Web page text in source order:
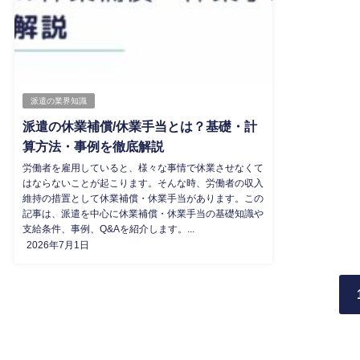
派遣の業界知識
派遣の休業補償/休業手当とは？基礎・計
算方法・事例を徹底解説
労働者を雇用していると、様々な事情で休業させなくて
はならないことが起こります。そんな時、労働者の収入
維持の措置として休業補償・休業手当があります。この
記事は、派遣を中心に休業補償・休業手当の基礎知識や
支給条件、事例、Q&Aを紹介します。...
2026年7月1日
1